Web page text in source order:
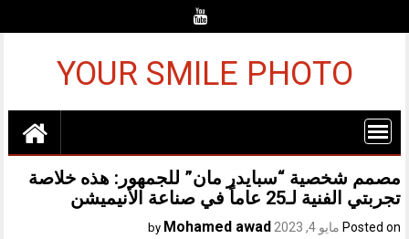
YOUR SMILE PHOTO
مصمم شخصية “سبايدر مان” للجمهور: هذه خلاصة
تجربتي الفنية لـ25 عاماً في صناعة الأنيميشن
Posted on مايو 4, 2023 Mohamed awad